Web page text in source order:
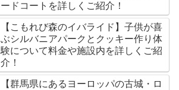
ードコートを詳しくご紹介！
【こもれび森のイバライド】子供が喜
ぶシルバニアパークとクッキー作り体
験について料金や施設内を詳しくご紹
介！
【群馬県にあるヨーロッパの古城・ロ